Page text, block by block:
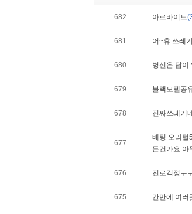
682 아르바이트
681 어~휴 쓰레
680 병신은 답이
679 블랙모텔공
678 진짜쓰레기
677
베팅 오리털
든건가요 아
676 진로걱정ㅜ
675 간만에 여러